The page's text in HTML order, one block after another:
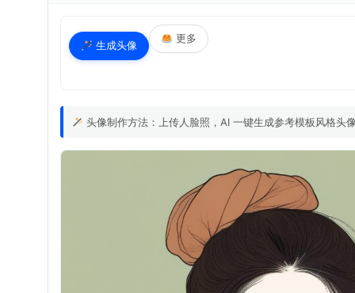
生成头像
更多
头像制作方法：上传人脸照，AI 一键生成参考模板风格头